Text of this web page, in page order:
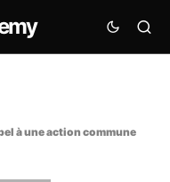
à une action commune